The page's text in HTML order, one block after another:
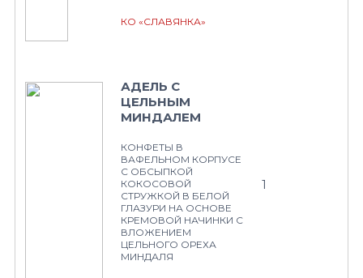
КО «СЛАВЯНКА»
АДЕЛЬ С
ЦЕЛЬНЫМ
МИНДАЛЕМ
КОНФЕТЫ В
ВАФЕЛЬНОМ КОРПУСЕ
С ОБСЫПКОЙ
КОКОСОВОЙ
СТРУЖКОЙ В БЕЛОЙ
ГЛАЗУРИ НА ОСНОВЕ
КРЕМОВОЙ НАЧИНКИ С
ВЛОЖЕНИЕМ
ЦЕЛЬНОГО ОРЕХА
МИНДАЛЯ
1